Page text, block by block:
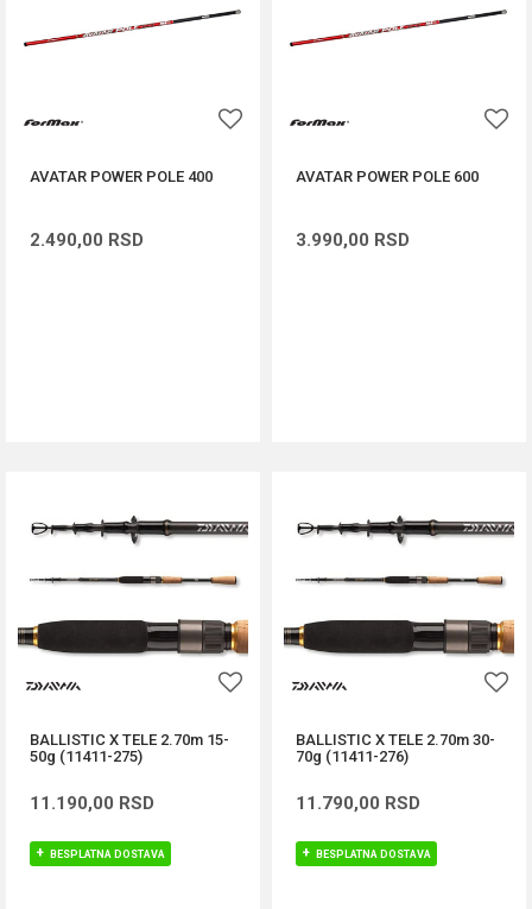
AVATAR POWER POLE 400
2.490,00 RSD
AVATAR POWER POLE 600
3.990,00 RSD
BALLISTIC X TELE 2.70m 15-
50g (11411-275)
11.190,00 RSD
BESPLATNA DOSTAVA
BALLISTIC X TELE 2.70m 30-
70g (11411-276)
11.790,00 RSD
BESPLATNA DOSTAVA